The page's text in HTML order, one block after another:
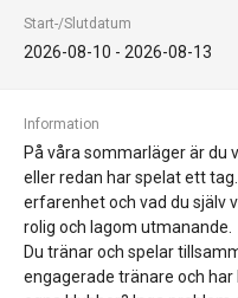
Start-/Slutdatum
2026-08-10 -2026-08-13
Information
På våra sommarläger är du
eller redan har spelat ett
erfarenhet och vad du själv
rolig och lagom utmanande.
Du tränar och spelar
engagerade tränare och